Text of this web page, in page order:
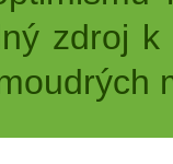
zdroj